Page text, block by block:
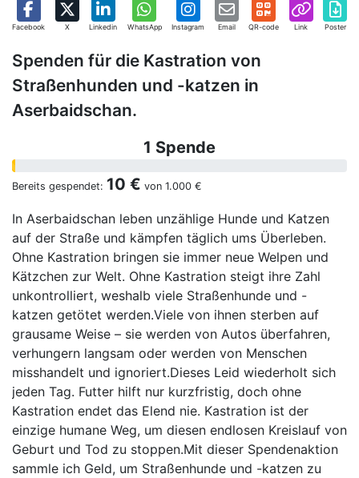
Facebook X Linkedin WhatsApp Instagram Email QR-code Link Poster
Spenden für die Kastration von
Straßenhunden und -katzen in
Aserbaidschan.
1 Spende
Bereits gespendet: 10 € von 1.000 €
In Aserbaidschan leben unzählige Hunde und Katzen
auf der Straße und kämpfen täglich ums Überleben.
Ohne Kastration bringen sie immer neue Welpen und
Kätzchen zur Welt. Ohne Kastration steigt ihre Zahl
unkontrolliert, weshalb viele Straßenhunde und -
katzen getötet werden.Viele von ihnen sterben auf
grausame Weise – sie werden von Autos überfahren,
verhungern langsam oder werden von Menschen
misshandelt und ignoriert.Dieses Leid wiederholt sich
jeden Tag. Futter hilft nur kurzfristig, doch ohne
Kastration endet das Elend nie. Kastration ist der
einzige humane Weg, um diesen endlosen Kreislauf von
Geburt und Tod zu stoppen.Mit dieser Spendenaktion
sammle ich Geld, um Straßenhunde und -katzen zu